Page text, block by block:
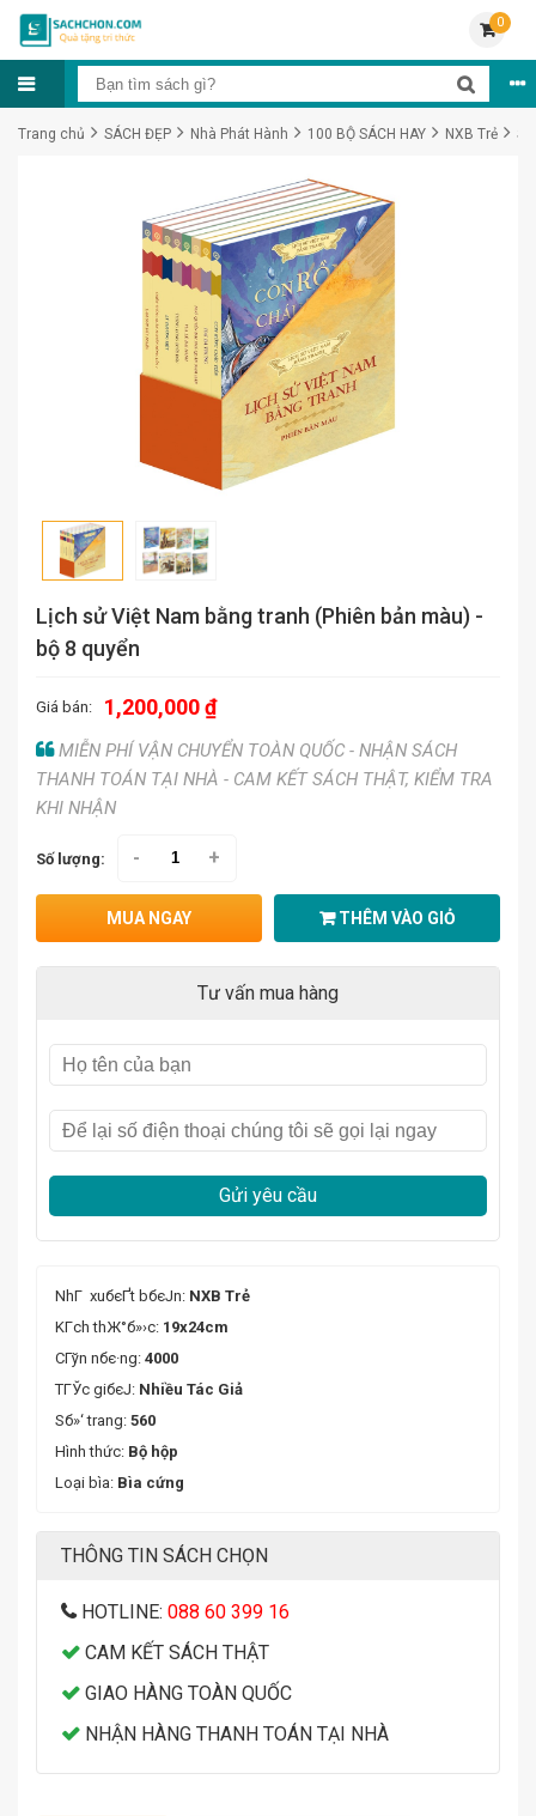
0
Trang chủ SÁCH ĐẸP Nhà Phát Hành 100 BỘ SÁCH HAY NXB Trẻ
Lịch sử Việt Nam bằng tranh (Phiên bản màu) -
bộ 8 quyển
Giá bán: 1,200,000 ₫
MIỄN PHÍ VẬN CHUYỂN TOÀN QUỐC - NHẬN SÁCH
THANH TOÁN TẠI NHÀ - CAM KẾT SÁCH THẬT, KIỂM TRA
KHI NHẬN
Số lượng: - +
MUA NGAY THÊM VÀO GIỎ
Tư vấn mua hàng
Gửi yêu cầu
NhГ xuбєҐt bбєЈn: NXB Trẻ
KГ­ch thЖ°б»›c: 19x24cm
CГўn nбє·ng: 4000
TГЎc giбєЈ: Nhiều Tác Giả
Sб»‘ trang: 560
Hình thức: Bộ hộp
Loại bìa: Bìa cứng
THÔNG TIN SÁCH CHỌN
HOTLINE: 088 60 399 16
CAM KẾT SÁCH THẬT
GIAO HÀNG TOÀN QUỐC
NHẬN HÀNG THANH TOÁN TẠI NHÀ